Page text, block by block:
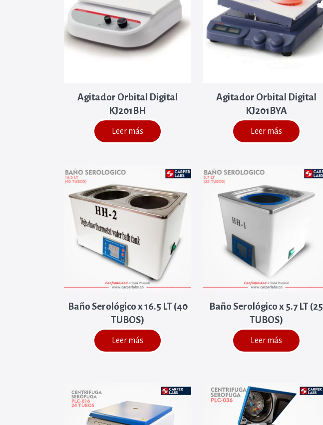
Agitador Orbital Digital
KJ201BH
Leer más
Agitador Orbital Digital
KJ201BYA
Leer más
Baño Serológico x 16.5 LT (40
TUBOS)
Leer más
Baño Serológico x 5.7 LT (25
TUBOS)
Leer más